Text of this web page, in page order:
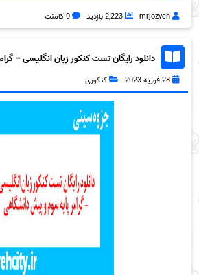
mrjozveh 2,223 بازدید 0 کامنت
دانلود رایگان تست کنکور زبان انگلیسی –
و پیش دانشگاهی به همراه pdf
28 فوریه 2023 کنکوری